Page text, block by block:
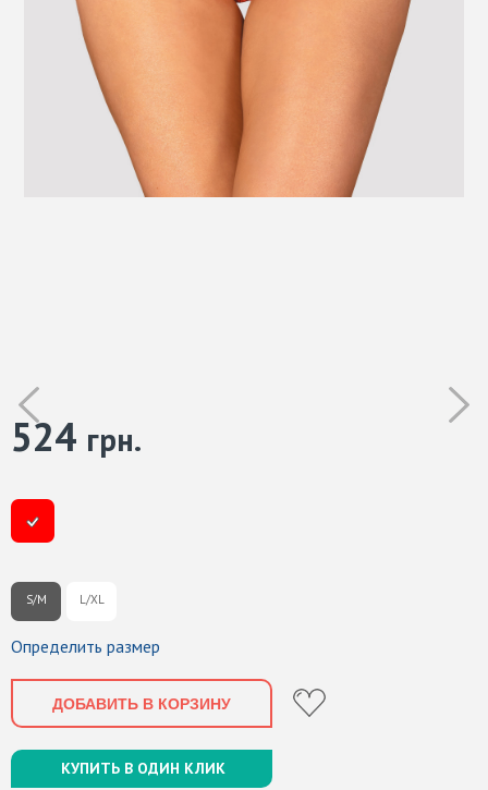
S/M L/XL
Определить размер
524 грн.
ДОБАВИТЬ В КОРЗИНУ
КУПИТЬ В ОДИН КЛИК